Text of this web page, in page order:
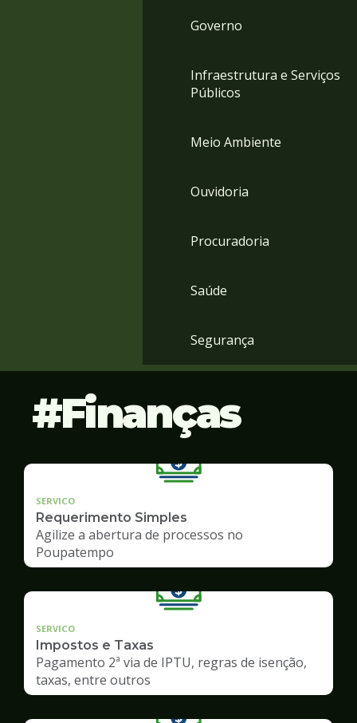
Governo
Infraestrutura e Serviços
Públicos
Meio Ambiente
Ouvidoria
Procuradoria
Saúde
Segurança
Finanças
SERVICO
Requerimento Simples
Agilize a abertura de processos no
Poupatempo
SERVICO
Impostos e Taxas
Pagamento 2ª via de IPTU, regras de isenção,
taxas, entre outros